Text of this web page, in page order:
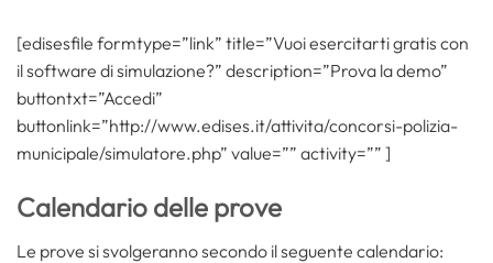
[edisesfile formtype=”link” title=”Vuoi esercitarti gratis con
il software di simulazione?” description=”Prova la demo”
buttontxt=”Accedi”
buttonlink=”http://www.edises.it/attivita/concorsi-polizia-
municipale/simulatore.php” value=”” activity=”” ]
Calendario delle prove
Le prove si svolgeranno secondo il seguente calendario: